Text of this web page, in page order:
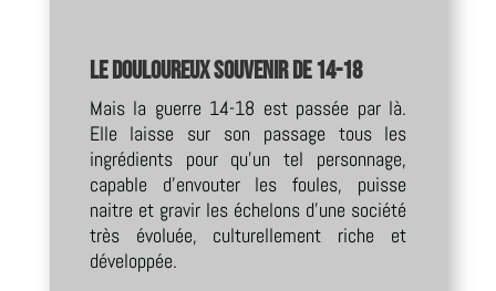
Le douloureux souvenir de 14-18
Mais la guerre 14-18 est passée par là.
Elle laisse sur son passage tous les
ingrédients pour qu’un tel personnage,
capable d’envouter les foules, puisse
naitre et gravir les échelons d’une société
très évoluée, culturellement riche et
développée.